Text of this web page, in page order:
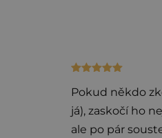
n
o
t
Hodnotenie
Pokud někdo
já), zaskočí ho
ale po pár